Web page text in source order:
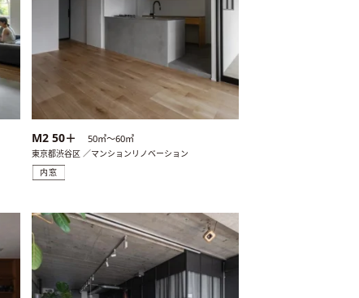
M2 50＋ 50㎡〜60㎡
東京都渋谷区 ／マンションリノベーション
内窓